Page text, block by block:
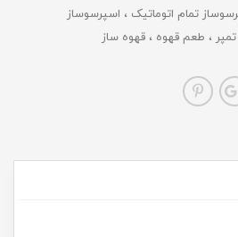
تمام اتوماتیک
اسپرسوساز
تمپر طعم قهوه قهوه ساز